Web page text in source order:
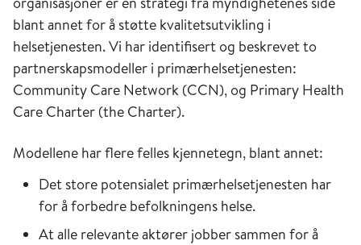
blant annet for å støtte kvalitetsutvikling i
helsetjenesten. Vi har identifisert og beskrevet to
partnerskapsmodeller i primærhelsetjenesten:
Community Care Network (CCN), og Primary Health
Care Charter (the Charter).
Modellene har flere felles kjennetegn, blant annet:
Det store potensialet primærhelsetjenesten har
for å forbedre befolkningens helse.
At alle relevante aktører jobber sammen for å